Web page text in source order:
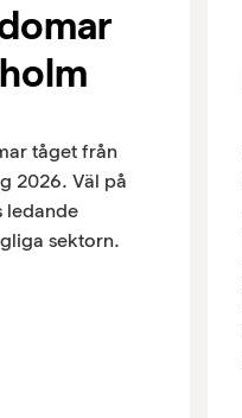
tåget från
2026. Väl på
ledande
sektorn.